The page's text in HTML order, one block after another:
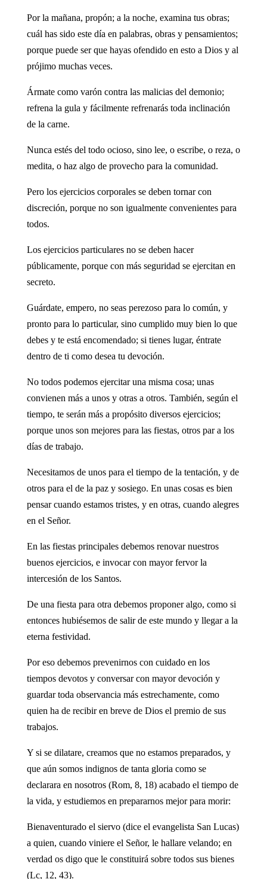
Por la mañana, propón; a la noche, examina tus obras;
cuál has sido este día en palabras, obras y pensamientos;
porque puede ser que hayas ofendido en esto a Dios y al
prójimo muchas veces.
Ármate como varón contra las malicias del demonio;
refrena la gula y fácilmente refrenarás toda inclinación
de la carne.
Nunca estés del todo ocioso, sino lee, o escribe, o reza, o
medita, o haz algo de provecho para la comunidad.
Pero los ejercicios corporales se deben tornar con
discreción, porque no son igualmente convenientes para
todos.
Los ejercicios particulares no se deben hacer
públicamente, porque con más seguridad se ejercitan en
secreto.
Guárdate, empero, no seas perezoso para lo común, y
pronto para lo particular, sino cumplido muy bien lo que
debes y te está encomendado; si tienes lugar, éntrate
dentro de ti como desea tu devoción.
No todos podemos ejercitar una misma cosa; unas
convienen más a unos y otras a otros. También, según el
tiempo, te serán más a propósito diversos ejercicios;
porque unos son mejores para las fiestas, otros par a los
días de trabajo.
Necesitamos de unos para el tiempo de la tentación, y de
otros para el de la paz y sosiego. En unas cosas es bien
pensar cuando estamos tristes, y en otras, cuando alegres
en el Señor.
En las fiestas principales debemos renovar nuestros
buenos ejercicios, e invocar con mayor fervor la
intercesión de los Santos.
De una fiesta para otra debemos proponer algo, como si
entonces hubiésemos de salir de este mundo y llegar a la
eterna festividad.
Por eso debemos prevenirnos con cuidado en los
tiempos devotos y conversar con mayor devoción y
guardar toda observancia más estrechamente, como
quien ha de recibir en breve de Dios el premio de sus
trabajos.
Y si se dilatare, creamos que no estamos preparados, y
que aún somos indignos de tanta gloria como se
declarara en nosotros (Rom, 8, 18) acabado el tiempo de
la vida, y estudiemos en prepararnos mejor para morir:
Bienaventurado el siervo (dice el evangelista San Lucas)
a quien, cuando viniere el Señor, le hallare velando; en
verdad os digo que le constituirá sobre todos sus bienes
(Lc, 12, 43).